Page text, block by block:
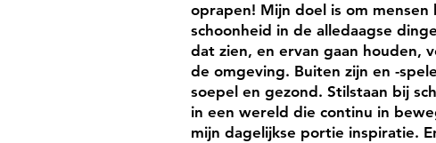
oprapen! Mijn doel is om
schoonheid in de alledaagse
dat zien, en ervan gaan houden,
de omgeving. Buiten zijn en -
soepel en gezond. Stilstaan bij
in een wereld die continu in
mijn dagelijkse portie inspiratie.